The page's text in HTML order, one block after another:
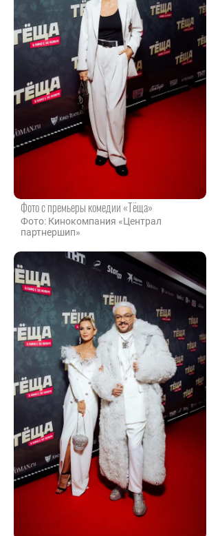
Фото с премьеры комедии «Тёща»
Фото: Кинокомпания «Централ
партнершип»